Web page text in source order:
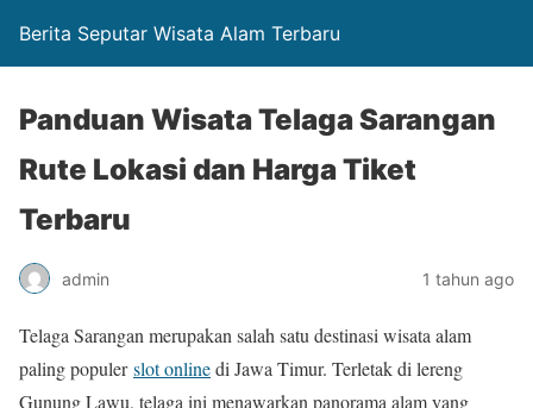
Berita Seputar Wisata Alam Terbaru
Panduan Wisata Telaga Sarangan
Rute Lokasi dan Harga Tiket
Terbaru
admin 1 tahun ago
Telaga Sarangan merupakan salah satu destinasi wisata alam
paling populerslot onlinedi Jawa Timur. Terletak di lereng
Gunung Lawu, telaga ini menawarkan panorama alam yang